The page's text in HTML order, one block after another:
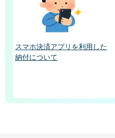
スマホ決済アプリを利用した
納付について